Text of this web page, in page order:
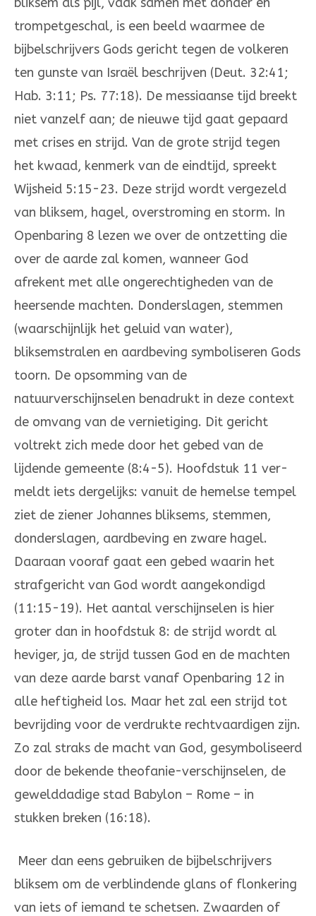
trompetgeschal, is een beeld waarmee de
bijbel­schrijvers Gods gericht tegen de volkeren
ten gunste van Israël beschrijven (Deut. 32:41;
Hab. 3:11; Ps. 77:18). De messiaanse tijd breekt
niet vanzelf aan; de nieuwe tijd gaat gepaard
met crises en strijd. Van de grote strijd tegen
het kwaad, kenmerk van de eindtijd, spreekt
Wijsheid 5:15-23. Deze strijd wordt vergezeld
van bliksem, hagel, overstro­ming en storm. In
Openbaring 8 lezen we over de ontzetting die
over de aarde zal komen, wanneer God
afrekent met alle ongerechtigheden van de
heersende machten. Donderslagen, stemmen
(waarschijn­lijk het geluid van water),
bliksemstralen en aardbeving symboliseren Gods
toorn. De opsom­ming van de
natuurverschijnselen benadrukt in deze context
de omvang van de vernietiging. Dit gericht
voltrekt zich mede door het gebed van de
lijdende gemeente (8:4-5). Hoofdstuk 11 ver­
meldt iets dergelijks: vanuit de hemelse tempel
ziet de ziener Johannes bliksems, stemmen,
don­derslagen, aardbeving en zware hagel.
Daaraan vooraf gaat een gebed waarin het
strafgericht van God wordt aangekondigd
(11:15-19). Het aantal verschijnselen is hier
groter dan in hoofdstuk 8: de strijd wordt al
heviger, ja, de strijd tussen God en de machten
van deze aarde barst vanaf Openbaring 12 in
alle heftigheid los. Maar het zal een strijd tot
bevrijding voor de verdrukte rechtvaardigen zijn.
Zo zal straks de macht van God, gesymboliseerd
door de bekende theofanie-verschijnselen, de
ge­weld­da­dige stad Babylon – Rome – in
stukken breken (16:18).
Meer dan eens gebruiken de bijbelschrijvers
bliksem om de verblindende glans of flonkering
van iets of iemand te schetsen. Zwaarden of